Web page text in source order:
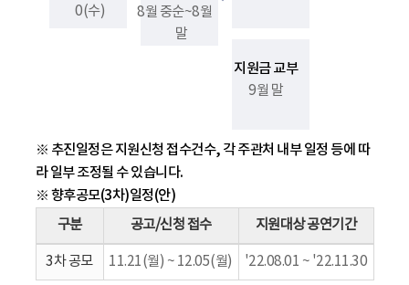
0(수)
8월 중순~8월
말
지원금 교부
9월 말
※ 추진일정은 지원신청 접수건수, 각 주관처 내부 일정 등에 따
라 일부 조정될 수 있습니다.
※ 향후공모(3차)일정(안)
구분 공고/신청 접수 지원대상 공연기간
3차 공모 11.21(월) ~ 12.05(월) '22.08.01 ~ '22.11.30